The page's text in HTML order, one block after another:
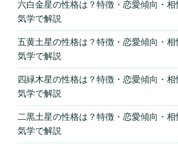
六白金星の性格は？特徴・恋愛傾向・相
気学で解説
五黄土星の性格は？特徴・恋愛傾向・相
気学で解説
四緑木星の性格は？特徴・恋愛傾向・相
気学で解説
二黒土星の性格は？特徴・恋愛傾向・
気学で解説